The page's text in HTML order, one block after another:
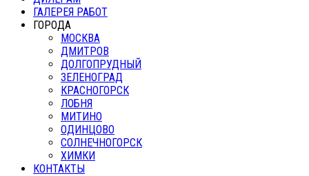
ГАЛЕРЕЯ РАБОТ
ГОРОДА
МОСКВА
ДМИТРОВ
ДОЛГОПРУДНЫЙ
ЗЕЛЕНОГРАД
КРАСНОГОРСК
ЛОБНЯ
МИТИНО
ОДИНЦОВО
СОЛНЕЧНОГОРСК
ХИМКИ
КОНТАКТЫ